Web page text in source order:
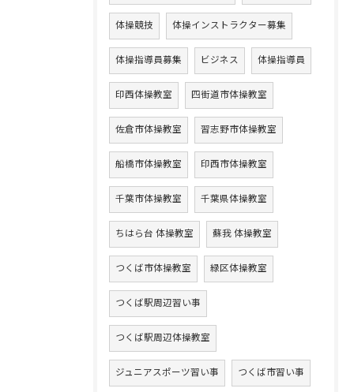
体操競技 体操インストラクター募集
体操指導員募集 ビジネス 体操指導員
印西体操教室 四街道市体操教室
佐倉市体操教室 習志野市体操教室
船橋市体操教室 印西市体操教室
千葉市体操教室 千葉県体操教室
ちはら台 体操教室 蘇我 体操教室
つくば市体操教室 緑区体操教室
つくば駅周辺習い事
つくば駅周辺体操教室
ジュニアスポーツ習い事 つくば市習い事